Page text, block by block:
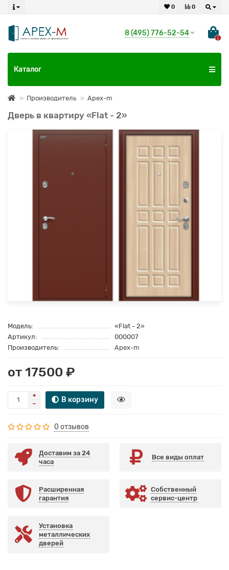
0
0
8 (495) 776-52-54
0
Каталог
Производитель Apex-m
Дверь в квартиру «Flat - 2»
Модель:
«Flat - 2»
Артикул:
000007
Производитель:
Apex-m
от 17500 ₽
В корзину
0 отзывов
Доставим за 24
часа
Все виды оплат
Расширенная
гарантия
Собственный
сервис-центр
Установка
металлических
дверей